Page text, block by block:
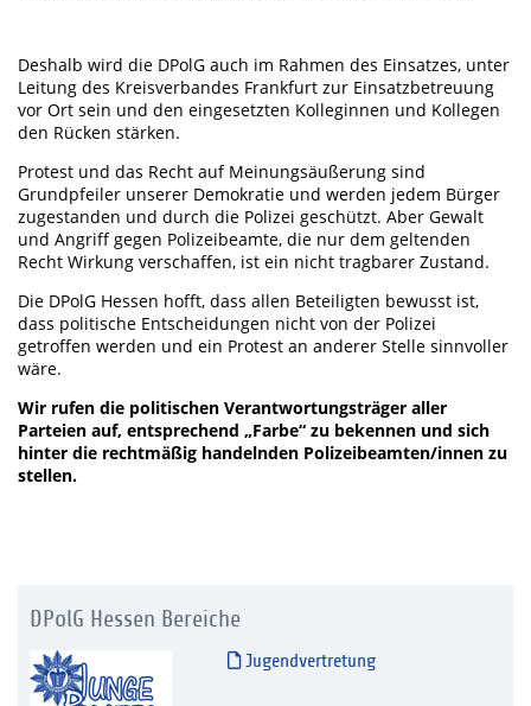
Deshalb wird die DPolG auch im Rahmen des Einsatzes, unter
Leitung des Kreisverbandes Frankfurt zur Einsatzbetreuung
vor Ort sein und den eingesetzten Kolleginnen und Kollegen
den Rücken stärken.
Protest und das Recht auf Meinungsäußerung sind
Grundpfeiler unserer Demokratie und werden jedem Bürger
zugestanden und durch die Polizei geschützt. Aber Gewalt
und Angriff gegen Polizeibeamte, die nur dem geltenden
Recht Wirkung verschaffen, ist ein nicht tragbarer Zustand.
Die DPolG Hessen hofft, dass allen Beteiligten bewusst ist,
dass politische Entscheidungen nicht von der Polizei
getroffen werden und ein Protest an anderer Stelle sinnvoller
wäre.
Wir rufen die politischen Verantwortungsträger aller
Parteien auf, entsprechend „Farbe“ zu bekennen und sich
hinter die rechtmäßig handelnden Polizeibeamten/innen zu
stellen.
DPolG Hessen Bereiche
Jugendvertretung